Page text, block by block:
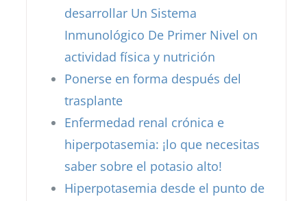
desarrollar Un Sistema
Inmunológico De Primer Nivel on
actividad física y nutrición
Ponerse en forma después del
trasplante
Enfermedad renal crónica e
hiperpotasemia: ¡lo que necesitas
saber sobre el potasio alto!
Hiperpotasemia desde el punto de